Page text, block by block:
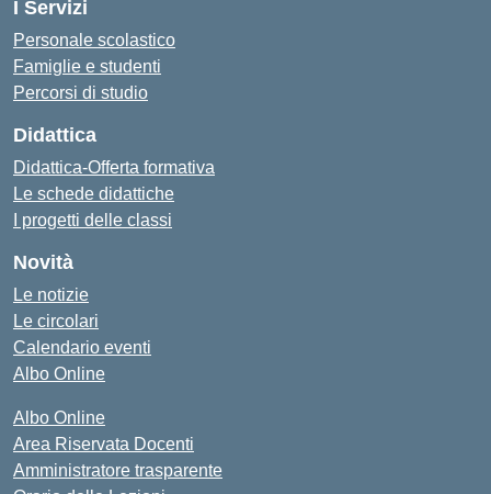
I Servizi
Personale scolastico
Famiglie e studenti
Percorsi di studio
Didattica
Didattica-Offerta formativa
Le schede didattiche
I progetti delle classi
Novità
Le notizie
Le circolari
Calendario eventi
Albo Online
Albo Online
Area Riservata Docenti
Amministratore trasparente